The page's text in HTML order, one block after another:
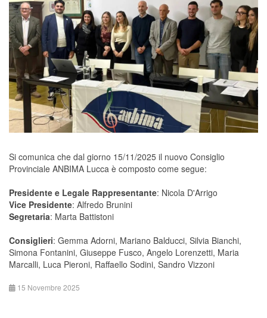
Si comunica che dal giorno 15/11/2025 il nuovo Consiglio
Provinciale ANBIMA Lucca è composto come segue:
Presidente e Legale Rappresentante: Nicola D'Arrigo
Vice Presidente: Alfredo Brunini
Segretaria: Marta Battistoni
Consiglieri: Gemma Adorni, Mariano Balducci, Silvia Bianchi,
Simona Fontanini, Giuseppe Fusco, Angelo Lorenzetti, Maria
Marcalli, Luca Pieroni, Raffaello Sodini, Sandro Vizzoni
15 Novembre 2025